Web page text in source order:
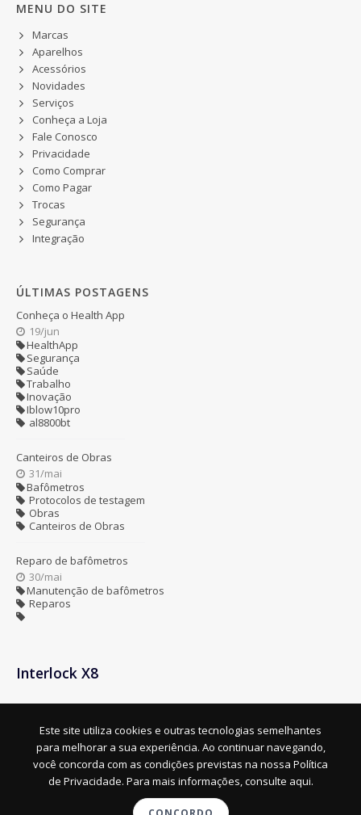
Este site utiliza cookies e outras tecnologias semelhantes
para melhorar a sua experiência. Ao continuar navegando,
você concorda com as condições previstas na nossa Política
de Privacidade. Para mais informações, consulte aqui.
MENU DO SITE
Marcas
Aparelhos
Acessórios
Novidades
Serviços
Conheça a Loja
Fale Conosco
Privacidade
Como Comprar
Como Pagar
Trocas
Segurança
Integração
ÚLTIMAS POSTAGENS
Conheça o Health App
19/jun
HealthApp
Segurança
Saúde
Trabalho
Inovação
Iblow10pro
al8800bt
Canteiros de Obras
31/mai
Bafômetros
Protocolos de testagem
Obras
Canteiros de Obras
Reparo de bafômetros
30/mai
Manutenção de bafômetros
Reparos
Interlock X8
HEALTH & SAFETY LTDA- BAFÔMETROS E ETILÔMETROS - CNPJ :
08.857.492/0001-48 © TODOS OS DIREITOS RESERVADOS. 2026